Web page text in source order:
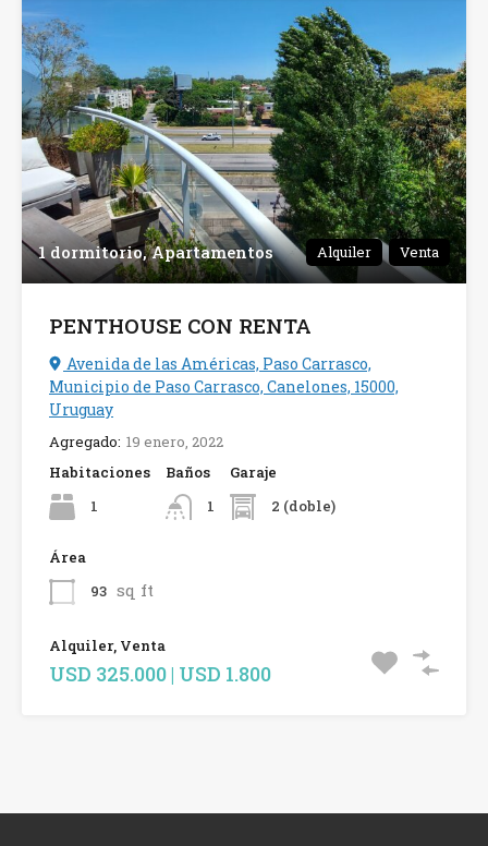
1 dormitorio, Apartamentos Alquiler Venta
PENTHOUSE CON RENTA
Avenida de las Américas, Paso Carrasco,
Municipio de Paso Carrasco, Canelones, 15000,
Uruguay
Agregado: 19 enero, 2022
Habitaciones
1
Baños
1
Garaje
2 (doble)
Área
93 sq ft
Alquiler, Venta
USD 325.000 | USD 1.800